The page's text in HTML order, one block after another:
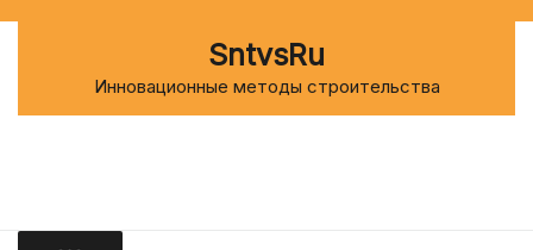
SntvsRu
Инновационные методы строительства